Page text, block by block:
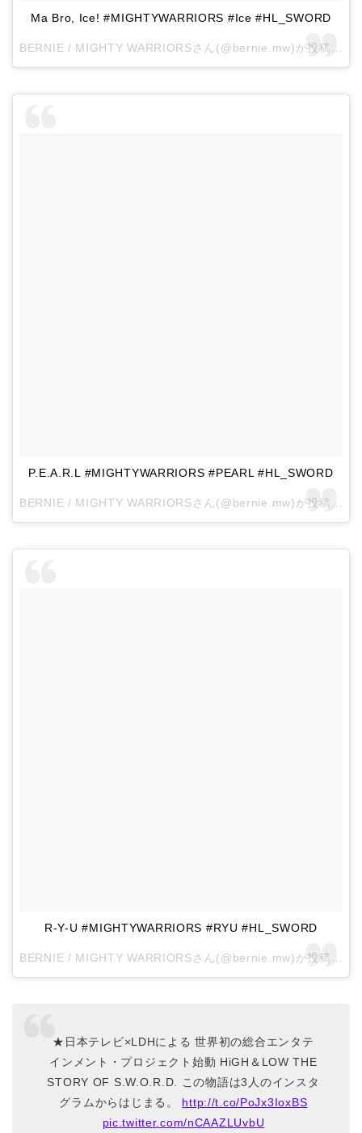
Ma Bro, Ice! #MIGHTYWARRIORS #Ice #HL_SWORD
P.E.A.R.L #MIGHTYWARRIORS #PEARL #HL_SWORD
R-Y-U #MIGHTYWARRIORS #RYU #HL_SWORD
★日本テレビ×LDHによる 世界初の総合エンタテ
インメント・プロジェクト始動 HiGH＆LOW THE
STORY OF S.W.O.R.D. この物語は3人のインスタ
グラムからはじまる。 http://t.co/PoJx3IoxBS
pic.twitter.com/nCAAZLUvbU